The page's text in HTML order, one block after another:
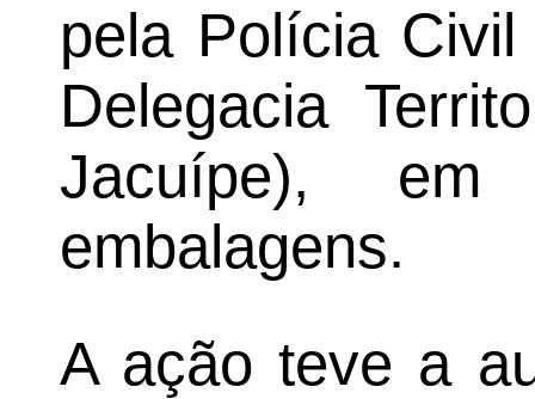
pela Polícia
Delegacia
Jacuípe),
embalagens.
A ação teve a